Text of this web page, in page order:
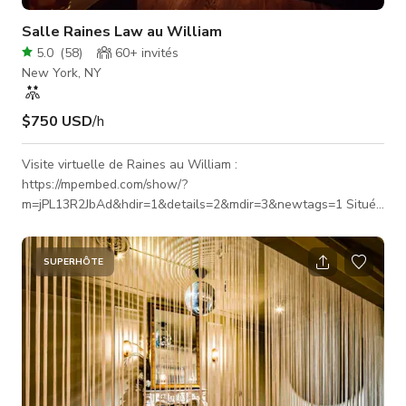
Salle Raines Law au William
5.0 (58) 60+ invités
New York, NY
$750 USD/h
Visite virtuelle de Raines au William :
https://mpembed.com/show/?
m=jPL13R2JbAd&hdir=1&details=2&mdir=3&newtags=1 Situé
magnifiquement conçus. Les tarifs peuvent varier selon le
tournage. +300$ de frais d'assistance pour un tournage de 4
heures +600$ de frais d'assistance pour un tournage d'une
journée complète **Les événements privés en soirée
nécessitent un bar ouvert et un forfait repas fournis par le
lieu. L
SUPERHÔTE